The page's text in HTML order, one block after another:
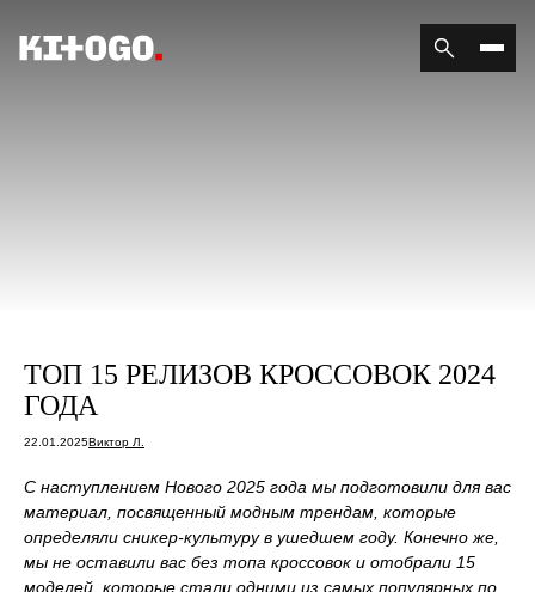
ТОП 15 РЕЛИЗОВ КРОССОВОК 2024
ГОДА
22.01.2025Виктор Л.
С наступлением Нового 2025 года мы подготовили для вас
материал, посвященный модным трендам, которые
определяли сникер-культуру в ушедшем году. Конечно же,
мы не оставили вас без топа кроссовок и отобрали 15
моделей, которые стали одними из самых популярных по